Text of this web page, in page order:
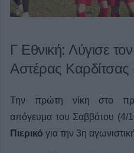
Γ Εθνική: Λύγισε τον
Αστέρας
Την πρώτη νίκη στο
απόγευμα του Σαββάτου (4/
Πιερικό για την 3η